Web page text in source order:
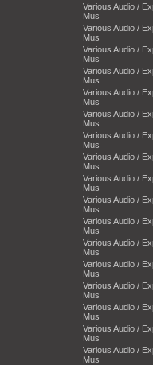
Various Audio /
Mus
Various Audio /
Mus
Various Audio /
Mus
Various Audio /
Mus
Various Audio /
Mus
Various Audio /
Mus
Various Audio /
Mus
Various Audio /
Mus
Various Audio /
Mus
Various Audio /
Mus
Various Audio /
Mus
Various Audio /
Mus
Various Audio /
Mus
Various Audio /
Mus
Various Audio /
Mus
Various Audio /
Mus
Various Audio /
Mus